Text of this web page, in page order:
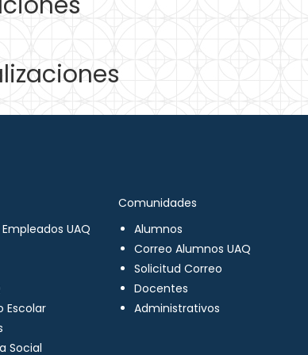
UAQ
Escolar
Social
Comunidades
Alumnos
Correo Alumnos UAQ
Solicitud Correo
Docentes
Administrativos